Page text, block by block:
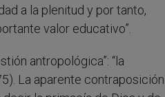
a la plenitud y por tanto,
valor educativo”.
antropológica”: “la
La aparente contraposición